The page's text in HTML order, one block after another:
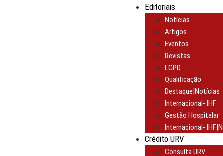
Editoriais
Notícias
Artigos
Eventos
Revistas
LGPD
Qualificação
Destaque|Notícias
Internacional- IHF
Gestão Hospitalar
Internacional-
Crédito URV
Consulta URV